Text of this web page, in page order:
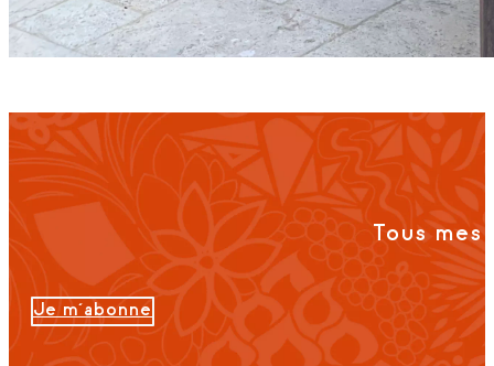
Tous
Je m'abonne